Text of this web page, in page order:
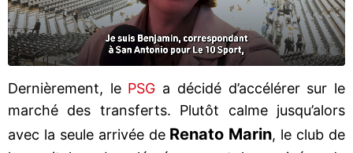
Dernièrement, le PSG a décidé d’accélérer sur le
marché des transferts. Plutôt calme jusqu’alors
avec la seule arrivée de Renato Marin, le club de